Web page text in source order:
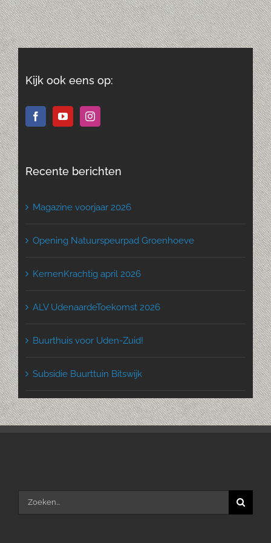
Kijk ook eens op:
Recente berichten
Magazine voorjaar 2026
Opening Natuurspeurpad Groenhoeve
KernenKrachtig april 2026
ALV UdenaardeToekomst 2026
Buurthuis voor Uden-Zuid!
Subsidie Buurttuin Bitswijk
Zoeken